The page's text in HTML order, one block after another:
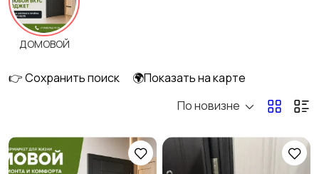
ы6
Другое10
ДОМОВОЙ
👉 Сохранить поиск
🌍Показать на карте
По новизне